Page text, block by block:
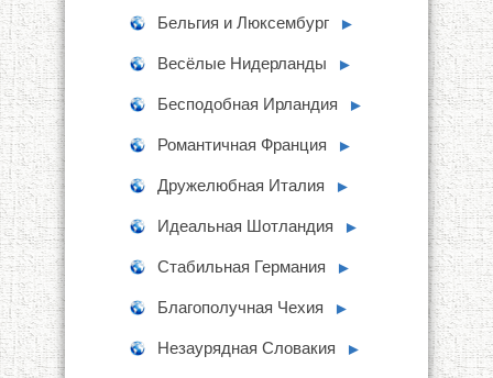
Бельгия и Люксембург ►
Весёлые Нидерланды ►
Бесподобная Ирландия ►
Романтичная Франция ►
Дружелюбная Италия ►
Идеальная Шотландия ►
Стабильная Германия ►
Благополучная Чехия ►
Незаурядная Словакия ►